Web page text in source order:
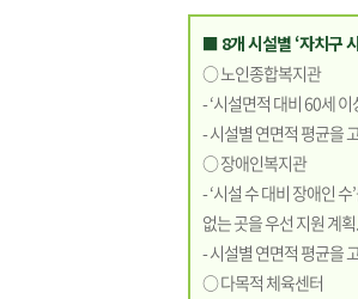
■ 8개 시설별 ‘자치구
○ 노인종합복지관
- ‘시설면적 대비 60세
- 시설별 연면적 평균을
○ 장애인복지관
- ‘시설 수 대비 장애인
없는 곳을 우선 지원 계획.
- 시설별 연면적 평균을
○ 다목적 체육센터